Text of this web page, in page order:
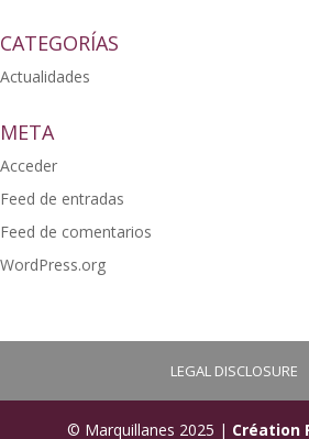
CATEGORÍAS
Actualidades
META
Acceder
Feed de entradas
Feed de comentarios
WordPress.org
LEGAL DISCLOSURE
© Marquillanes 2025 | Création